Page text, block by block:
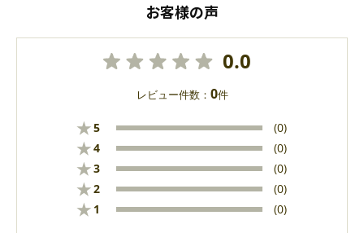
お客様の声
0.0
レビュー件数： 0件
★5 (0)
★4 (0)
★3 (0)
★2 (0)
★ 1 (0)